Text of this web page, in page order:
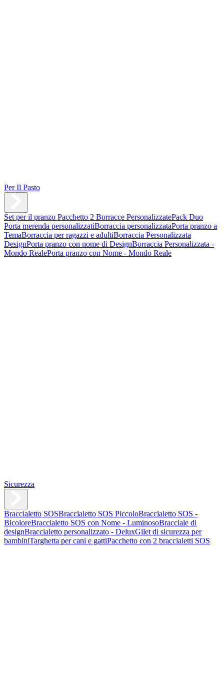
Per Il Pasto
Set per il pranzo Pacchetto 2 Borracce PersonalizzatePack Duo
Porta merenda personalizzatiBorraccia personalizzataPorta pranzo a
TemaBorraccia per ragazzi e adultiBorraccia Personalizzata
DesignPorta pranzo con nome di DesignBorraccia Personalizzata -
Mondo RealePorta pranzo con Nome - Mondo Reale
Sicurezza
Braccialetto SOSBraccialetto SOS PiccoloBraccialetto SOS -
BicoloreBraccialetto SOS con Nome - LuminosoBracciale di
designBraccialetto personalizzato - DeluxGilet di sicurezza per
bambiniTarghetta per cani e gattiPacchetto con 2 braccialetti SOS